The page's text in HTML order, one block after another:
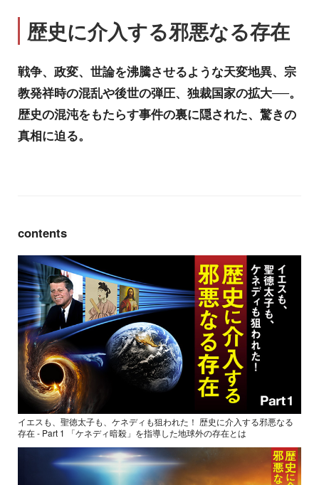
歴史に介入する邪悪なる存在
戦争、政変、世論を沸騰させるような天変地異、宗
教発祥時の混乱や後世の弾圧、独裁国家の拡大──。
歴史の混沌をもたらす事件の裏に隠された、驚きの
真相に迫る。
contents
イエスも、聖徳太子も、ケネディも狙われた！ 歴史に介入する邪悪なる
存在 - Part 1 「ケネディ暗殺」を指導した地球外の存在とは